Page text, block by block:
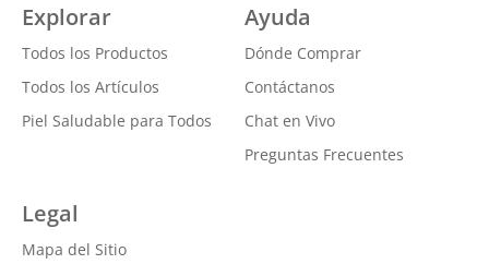
Explorar
Todos los Productos
Todos los Artículos
Piel Saludable para Todos
Ayuda
Dónde Comprar
Contáctanos
Chat en Vivo
Preguntas Frecuentes
Legal
Mapa del Sitio